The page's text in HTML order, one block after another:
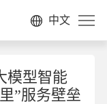
中文
模型智能
”服务壁垒